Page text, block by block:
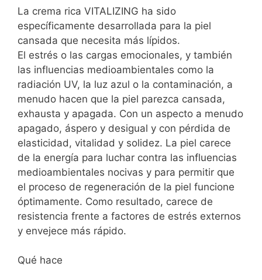
La crema rica VITALIZING ha sido
específicamente desarrollada para la piel
cansada que necesita más lípidos.
El estrés o las cargas emocionales, y también
las influencias medioambientales como la
radiación UV, la luz azul o la contaminación, a
menudo hacen que la piel parezca cansada,
exhausta y apagada. Con un aspecto a menudo
apagado, áspero y desigual y con pérdida de
elasticidad, vitalidad y solidez. La piel carece
de la energía para luchar contra las influencias
medioambientales nocivas y para permitir que
el proceso de regeneración de la piel funcione
óptimamente. Como resultado, carece de
resistencia frente a factores de estrés externos
y envejece más rápido.
Qué hace